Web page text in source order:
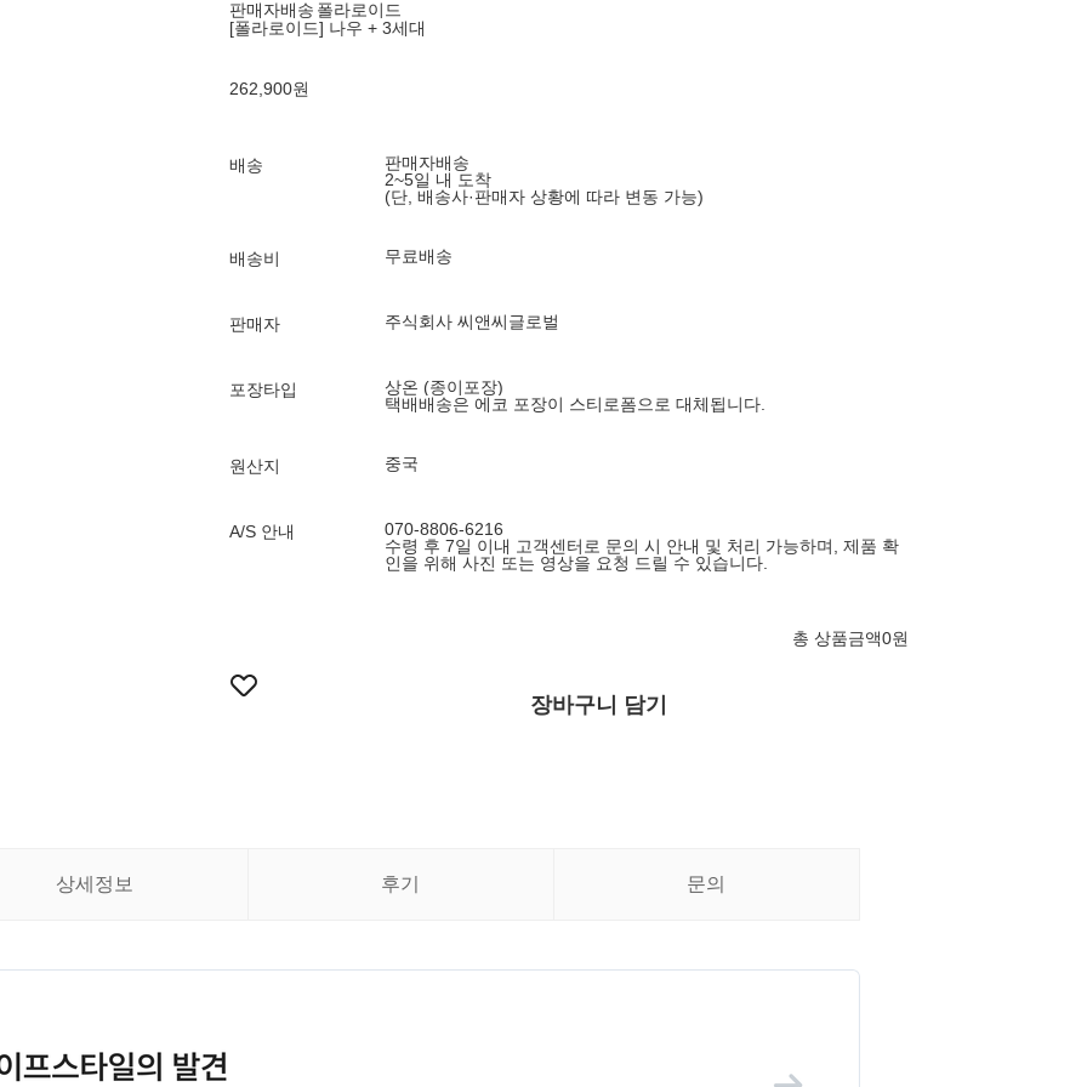
판매자배송 폴라로이드
[폴라로이드] 나우 + 3세대
262,900원
배송
판매자배송
2~5일 내 도착
(단, 배송사·판매자 상황에 따라 변동 가능)
배송비 무료배송
판매자 주식회사 씨앤씨글로벌
포장타입
상온 (종이포장)
택배배송은 에코 포장이 스티로폼으로 대체됩니다.
원산지 중국
A/S 안내
070-8806-6216
수령 후 7일 이내 고객센터로 문의 시 안내 및 처리 가능하며, 제품 확
인을 위해 사진 또는 영상을 요청 드릴 수 있습니다.
총 상품금액0원
장바구니 담기
상세정보 후기 문의